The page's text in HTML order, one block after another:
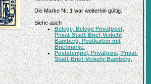
Die Marke Nr. 1 war weiterhin gültig.
Siehe auch
Belege, Belege Privatpost,
Privat-Stadt-Brief-Verkehr
Bamberg, Postkarten mit
Briefmarke.
Poststempel, Privatpost, Privat-
Stadt-Brief-Verkehr Bamberg.